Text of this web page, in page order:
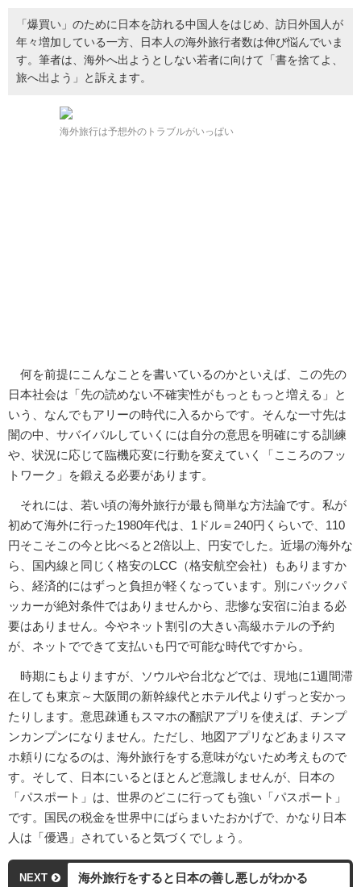
「爆買い」のために日本を訪れる中国人をはじめ、訪日外国人が
年々増加している一方、日本人の海外旅行者数は伸び悩んでいま
す。筆者は、海外へ出ようとしない若者に向けて「書を捨てよ、
旅へ出よう」と訴えます。
海外旅行は予想外のトラブルがいっぱい
何を前提にこんなことを書いているのかといえば、この先の
日本社会は「先の読めない不確実性がもっともっと増える」と
いう、なんでもアリーの時代に入るからです。そんな一寸先は
闇の中、サバイバルしていくには自分の意思を明確にする訓練
や、状況に応じて臨機応変に行動を変えていく「こころのフッ
トワーク」を鍛える必要があります。
それには、若い頃の海外旅行が最も簡単な方法論です。私が
初めて海外に行った1980年代は、1ドル＝240円くらいで、110
円そこそこの今と比べると2倍以上、円安でした。近場の海外な
ら、国内線と同じく格安のLCC（格安航空会社）もありますか
ら、経済的にはずっと負担が軽くなっています。別にバックパ
ッカーが絶対条件ではありませんから、悲惨な安宿に泊まる必
要はありません。今やネット割引の大きい高級ホテルの予約
が、ネットでできて支払いも円で可能な時代ですから。
時期にもよりますが、ソウルや台北などでは、現地に1週間滞
在しても東京～大阪間の新幹線代とホテル代よりずっと安かっ
たりします。意思疎通もスマホの翻訳アプリを使えば、チンプ
ンカンプンになりません。ただし、地図アプリなどあまりスマ
ホ頼りになるのは、海外旅行をする意味がないため考えもので
す。そして、日本にいるとほとんど意識しませんが、日本の
「パスポート」は、世界のどこに行っても強い「パスポート」
です。国民の税金を世界中にばらまいたおかげで、かなり日本
人は「優遇」されていると気づくでしょう。
NEXT 海外旅行をすると日本の善し悪しがわかる